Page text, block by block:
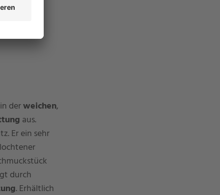
in derweichen,
aus.
Er ein sehr
durch
. Erhältlich